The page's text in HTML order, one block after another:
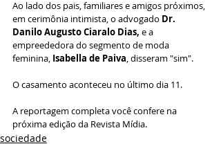
Ao lado dos pais, familiares e amigos próximos,
em cerimônia intimista, o advogado Dr.
Danilo Augusto Ciaralo Dias, e a
empreededora do segmento de moda
feminina, Isabella de Paiva, disseram "sim".
O casamento aconteceu no último dia 11.
A reportagem completa você confere na
próxima edição da Revista Mídia.
sociedade